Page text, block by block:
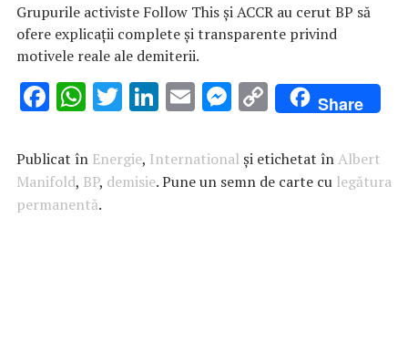
Grupurile activiste Follow This şi ACCR au cerut BP să
ofere explicaţii complete şi transparente privind
motivele reale ale demiterii.
F
e
b
o
W
at
s
A
T
it
te
Li
k
e
E
ai
l
M
se
n
C
o
p
y
Share
Publicat în Energie, International și etichetat înAlbert
Manifold, BP, demisie. Pune un semn de carte cu legătura
permanentă.